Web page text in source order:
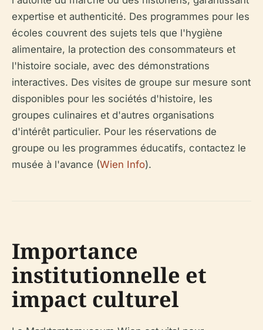
expertise et authenticité. Des programmes pour les
écoles couvrent des sujets tels que l'hygiène
alimentaire, la protection des consommateurs et
l'histoire sociale, avec des démonstrations
interactives. Des visites de groupe sur mesure sont
disponibles pour les sociétés d'histoire, les
groupes culinaires et d'autres organisations
d'intérêt particulier. Pour les réservations de
groupe ou les programmes éducatifs, contactez le
musée à l'avance (Wien Info).
Importance
institutionnelle et
impact culturel